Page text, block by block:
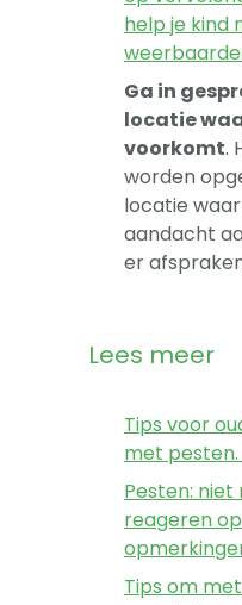
help je kind
Ga in
locatie
voorkomt.
worden
locatie
aandacht
er
Lees meer
Tips voor
met pesten.
Pesten: niet
reageren
Tips om